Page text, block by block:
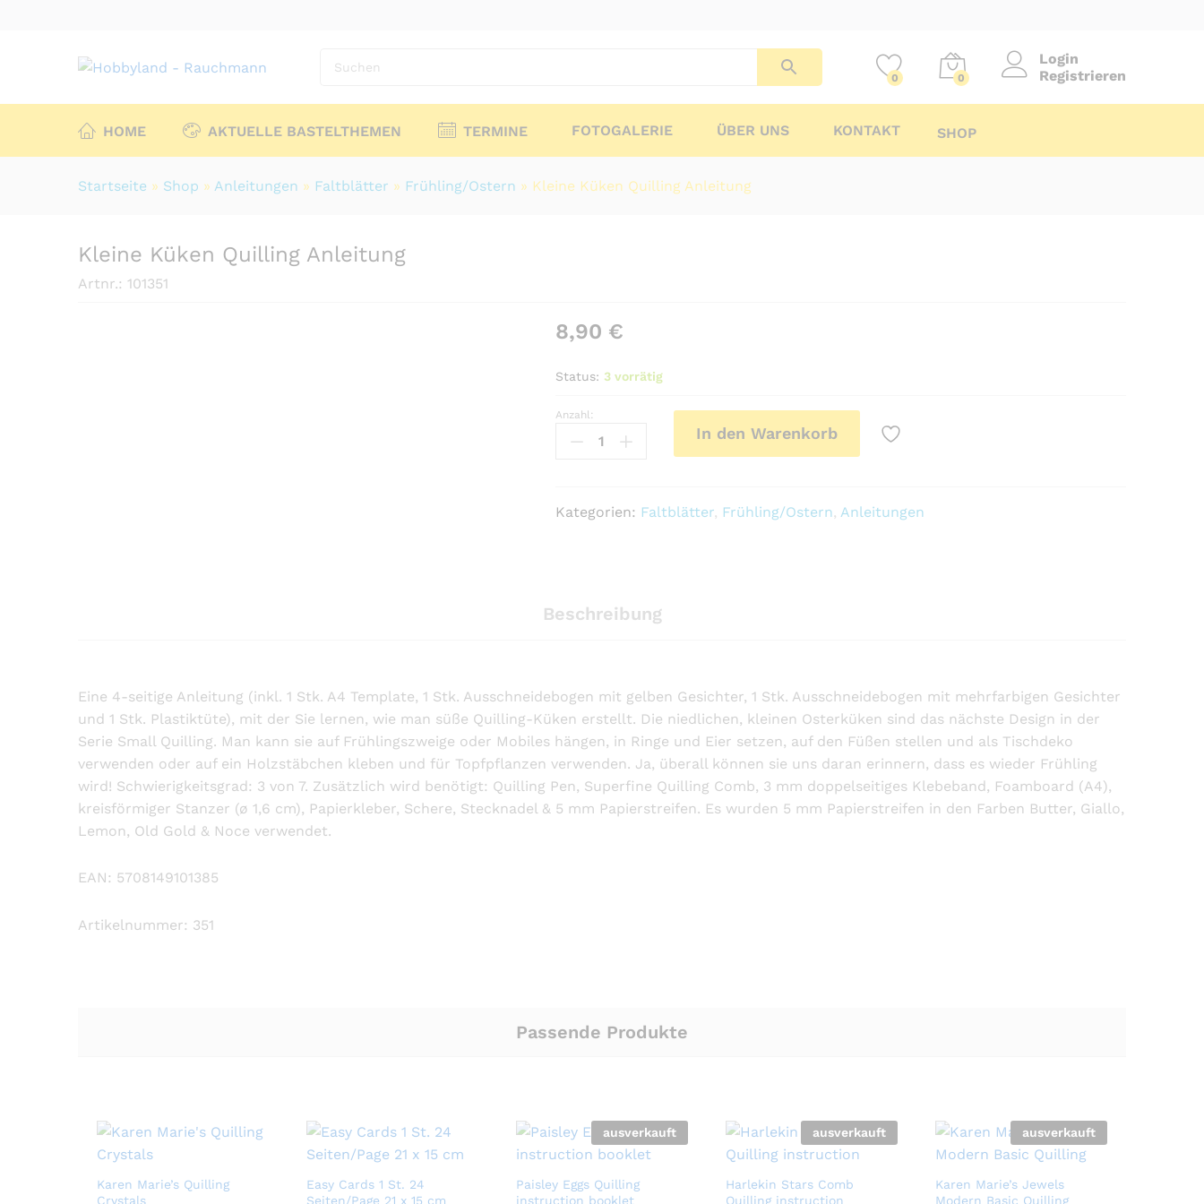
0 0
Login
Registrieren
HOME AKTUELLE BASTELTHEMEN TERMINE FOTOGALERIE ÜBER UNS KONTAKT SHOP
Startseite » Shop » Anleitungen » Faltblätter » Frühling/Ostern » Kleine Küken Quilling Anleitung
Kleine Küken Quilling Anleitung
Artnr.: 101351
8,90 €
Status: 3 vorrätig
Kleine
Küken
Anzahl
Anzahl:
In den Warenkorb
Kategorien: Faltblätter, Frühling/Ostern,Anleitungen
Beschreibung
Eine 4-seitige Anleitung (inkl. 1 Stk. A4 Template, 1 Stk. Ausschneidebogen mit gelben Gesichter, 1 Stk. Ausschneidebogen mit mehrfarbigen Gesichter
und 1 Stk. Plastiktüte), mit der Sie lernen, wie man süße Quilling-Küken erstellt. Die niedlichen, kleinen Osterküken sind das nächste Design in der
Serie Small Quilling. Man kann sie auf Frühlingszweige oder Mobiles hängen, in Ringe und Eier setzen, auf den Füßen stellen und als Tischdeko
verwenden oder auf ein Holzstäbchen kleben und für Topfpflanzen verwenden. Ja, überall können sie uns daran erinnern, dass es wieder Frühling
wird! Schwierigkeitsgrad: 3 von 7. Zusätzlich wird benötigt: Quilling Pen, Superfine Quilling Comb, 3 mm doppelseitiges Klebeband, Foamboard (A4),
kreisförmiger Stanzer (ø 1,6 cm), Papierkleber, Schere, Stecknadel & 5 mm Papierstreifen. Es wurden 5 mm Papierstreifen in den Farben Butter, Giallo,
Lemon, Old Gold & Noce verwendet.
EAN: 5708149101385
Artikelnummer: 351
Passende Produkte
Karen Marie’s Quilling
Crystals
Easy Cards 1 St. 24
Seiten/Page 21 x 15 cm
ausverkauft
Paisley Eggs Quilling
instruction booklet
ausverkauft
Harlekin Stars Comb
Quilling instruction
ausverkauft
Karen Marie’s Jewels
Modern Basic Quilling